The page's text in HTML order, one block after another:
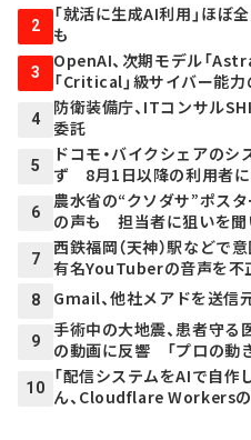
2
「就活に生成AI利用」ほ
も
3
OpenAI、次期モデル「
「Critical」級サイバー能
4
防衛装備庁、ITコンサル
委託
5
ドコモ・バイクシェアのシ
ず 8月1日以降の利用者に
6
農水省の“クソダサ”ポス
の声も 担当者に狙いを聞
7
西鉄福岡（天神）駅など
有名YouTuberの音声を不
8 Gmail、他社メアドを送信
9
手術中の大地震、患者守
の動画に反響 「プロの動き
10
「配信システムをAIで自作
ん、Cloudflare Workers